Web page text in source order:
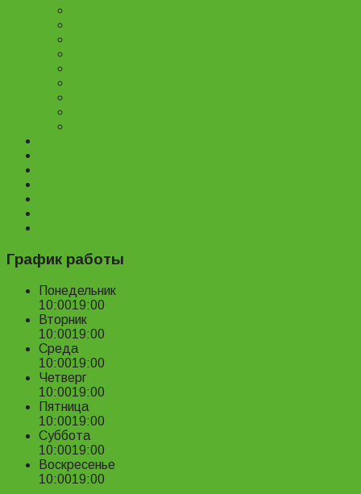
График работы
Понедельник
10:0019:00
Вторник
10:0019:00
Среда
10:0019:00
Четверг
10:0019:00
Пятница
10:0019:00
Суббота
10:0019:00
Воскресенье
10:0019:00